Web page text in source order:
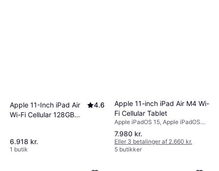
Apple 11-Inch iPad Air
Wi-Fi Cellular 128GB
4.6
6.918 kr.
1 butik
Apple 11-inch iPad Air M4 Wi-
Fi Cellular Tablet
Apple iPadOS 15, Apple iPadOS
18, Apple iPadOS
7.980 kr.
Eller 3 betalinger af 2.660 kr.
5 butikker